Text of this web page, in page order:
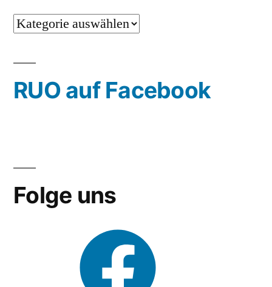
…
aus…
RUO auf Facebook
Folge uns